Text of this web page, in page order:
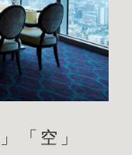
「空」